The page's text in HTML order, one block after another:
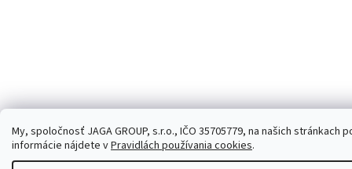
My, spoločnosť JAGA GROUP, s.r.o., IČO 35705779, na našich
informácie nájdete vPravidlách používania cookies.